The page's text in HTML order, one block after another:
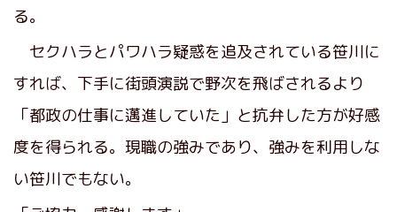
る。
セクハラとパワハラ疑惑を追及されている笹川に
すれば、下手に街頭演説で野次を飛ばされるより
「都政の仕事に邁進していた」と抗弁した方が好感
度を得られる。現職の強みであり、強みを利用しな
い笹川でもない。